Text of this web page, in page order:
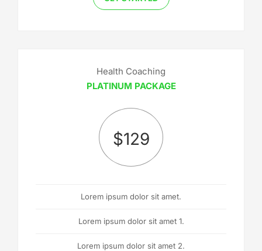
Health Coaching
PLATINUM PACKAGE
$129
Lorem ipsum dolor sit amet.
Lorem ipsum dolor sit amet 1.
Lorem ipsum dolor sit amet 2.